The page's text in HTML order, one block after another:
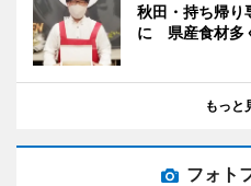
秋田・持ち帰り
に 県産食材多
もっと
フォト